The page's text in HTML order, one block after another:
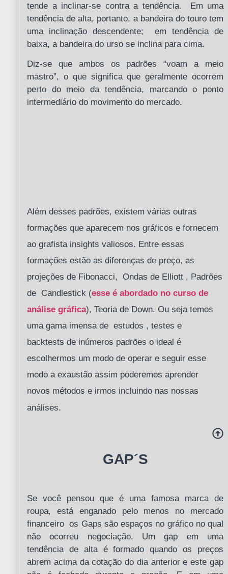
tende a inclinar-se contra a tendência. Em uma
tendência de alta, portanto, a bandeira do touro tem
uma inclinação descendente; em tendência de
baixa, a bandeira do urso se inclina para cima.
Diz-se que ambos os padrões “voam a meio
mastro”, o que significa que geralmente ocorrem
perto do meio da tendência, marcando o ponto
intermediário do movimento do mercado.
Além desses padrões, existem várias outras
formações que aparecem nos gráficos e fornecem
ao grafista insights valiosos. Entre essas
formações estão as diferenças de preço, as
projeções de Fibonacci, Ondas de Elliott , Padrões
de Candlestick (esse é abordado no curso de
análise gráfica), Teoria de Down. Ou seja temos
uma gama imensa de estudos , testes e
backtests de inúmeros padrões o ideal é
escolhermos um modo de operar e seguir esse
modo a exaustão assim poderemos aprender
novos métodos e irmos incluindo nas nossas
análises.
GAP´S
Se você pensou que é uma famosa marca de
roupa, está enganado pelo menos no mercado
financeiro os Gaps são espaços no gráfico no qual
não ocorreu negociação. Um gap em uma
tendência de alta é formado quando os preços
abrem acima da cotação do dia anterior e este gap